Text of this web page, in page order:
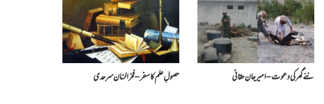
نئے گھر کی دعوت – امیرجان حقانی حصولِ علم کا سفر – فخرالزمان سرحدی